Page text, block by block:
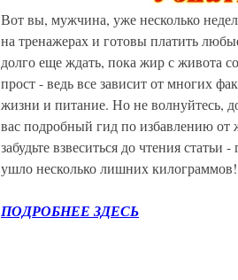
Вот вы, мужчина, уже несколько
на тренажерах и готовы платить
долго еще ждать, пока жир с живота
прост - ведь все зависит от многих
жизни и питание. Но не волнуйтесь,
вас подробный гид по избавлению
забудьте взвеситься до чтения
ушло несколько лишних килограммов!
ПОДРОБНЕЕ ЗДЕСЬ